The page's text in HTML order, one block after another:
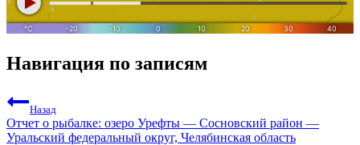
Навигация по записям
Назад
Отчет о рыбалке: озеро Урефты — Сосновский район —
Уральский федеральный округ, Челябинская область